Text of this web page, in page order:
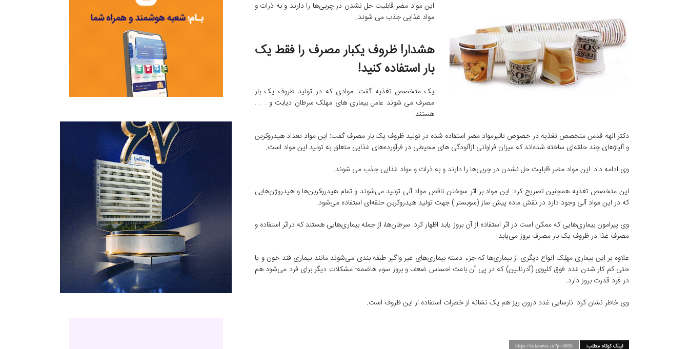
این مواد مضر قابلیت حل نشدن در چربی‌‌ها را دارند و به ذرات و
مواد غذایی جذب می شوند.
هشدار! ظروف یکبار مصرف را فقط یک
بار استفاده کنید!
یک متخصص تغذیه گفت: موادی که در تولید ظروف یک بار
مصرف می شوند عامل بیماری های مهلک سرطان دیابت و . . .
هستند.
دکتر الهه قدس متخصص تغذیه در خصوص تاثیرمواد مضر استفاده شده در تولید ظروف یک بار مصرف گفت: این مواد تعداد هیدروکربن
و آلیاژهای چند حلقه‌ای ساخته شده‌اند که میزان فراوانی ازآلودگی های محیطی در فرآورده‌های غذایی متعلق به تولید این مواد است.
وی ادامه داد: این مواد مضر قابلیت حل نشدن در چربی‌‌ها را دارند و به ذرات و مواد غذایی جذب می شوند.
این متخصص تغذیه همچنین تصریح کرد: این مواد بر اثر سوختن ناقص مواد آلی تولید می‌شوند و تمام هیدروکربن‌ها و هیدروژن‌هایی
که در این مواد آلی وجود دارد در نقش ماده پیش ساز (سوبسترا) جهت تولید هیدروکربن حلقه‌ای استفاده می‌شود.
وی پیرامون بیماری‌هایی که ممکن است در اثر استفاده از آن بروز یابد اظهار کرد: سرطان‌ها، از جمله بیماری‌هایی هستند که دراثر استفاده و
مصرف غذا در ظروف یک بار مصرف بروز می‌یابد.
علاوه بر این بیماری مهلک انواع دیگری از بیماری‌ها که جزء دسته بیماری‌های غیر واگیر طبقه بندی می‌شوند مانند بیماری قند خون و یا
حتی کم کار شدن غدد فوق کلیوی (آدرنالین) که در پی آن باعث احساس ضعف و بروز سوء هاضمه- مشکلات دیگر برای فرد می‌شود هم
در فرد قدرت بروز دارد.
وی خاطر نشان کرد: نارسایی غدد درون ریز هم یک نشانه از خطرات استفاده از این ظروف است.
لینک کوتاه مطلب: https://tritanews.ir/?p=5635